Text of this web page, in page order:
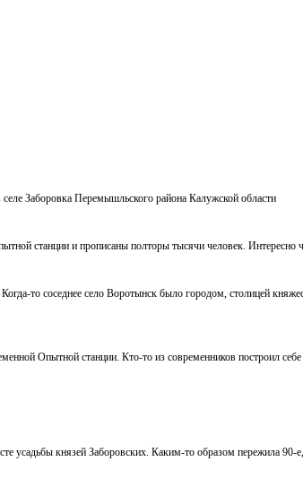
Заборовка Перемышльского района Калужской области
станции и прописаны полторы тысячи человек. Интересно
то соседнее село Воротынск было городом, столицей
Опытной станции. Кто-то из современников построил себе
князей Заборовских. Каким-то образом пережила 90-